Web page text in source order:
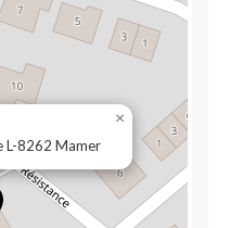
L-8262 Mamer
×